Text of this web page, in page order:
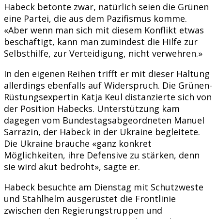
Habeck betonte zwar, natürlich seien die Grünen
eine Partei, die aus dem Pazifismus komme.
«Aber wenn man sich mit diesem Konflikt etwas
beschäftigt, kann man zumindest die Hilfe zur
Selbsthilfe, zur Verteidigung, nicht verwehren.»
In den eigenen Reihen trifft er mit dieser Haltung
allerdings ebenfalls auf Widerspruch. Die Grünen-
Rüstungsexpertin Katja Keul distanzierte sich von
der Position Habecks. Unterstützung kam
dagegen vom Bundestagsabgeordneten Manuel
Sarrazin, der Habeck in der Ukraine begleitete.
Die Ukraine brauche «ganz konkret
Möglichkeiten, ihre Defensive zu stärken, denn
sie wird akut bedroht», sagte er.
Habeck besuchte am Dienstag mit Schutzweste
und Stahlhelm ausgerüstet die Frontlinie
zwischen den Regierungstruppen und